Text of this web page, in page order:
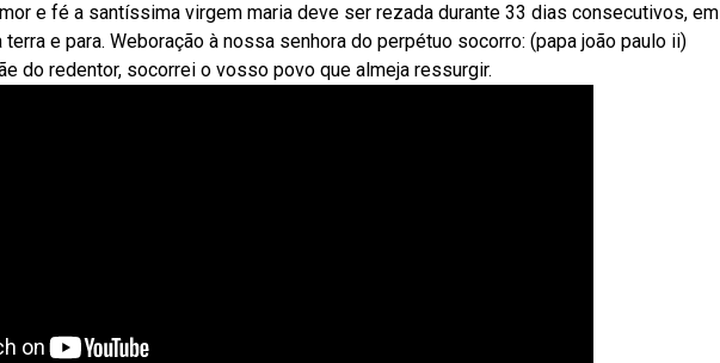
e fé a santíssima virgem maria deve ser rezada durante 33 dias consecutivos, em
e para. Weboração à nossa senhora do perpétuo socorro: (papa joão paulo ii)
do redentor, socorrei o vosso povo que almeja ressurgir.